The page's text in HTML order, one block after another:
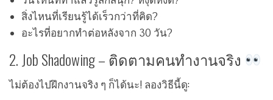
สิ่งไหนที่เรียนรู้ได้เร็วกว่าที่คิด?
อะไรที่อยากทำต่อหลังจาก 30 วัน?
2. Job Shadowing – ติดตามคนทำงานจริง
ไม่ต้องไปฝึกงานจริง ๆ ก็ได้นะ! ลองวิธีนี้ดู: